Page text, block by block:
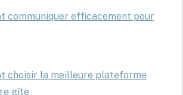
communiquer efficacement pour
choisir la meilleure plateforme
gîte